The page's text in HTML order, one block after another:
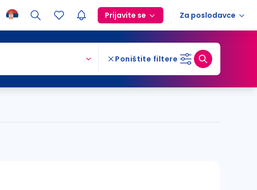
Prijavite se Za poslodavce
Poništite filtere